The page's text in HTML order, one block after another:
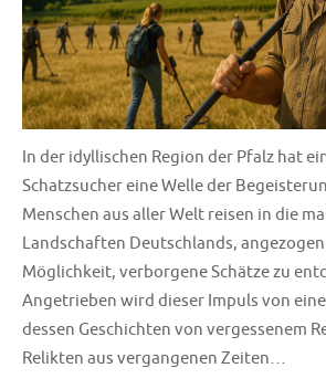
In der idyllischen Region der Pfalz hat
Schatzsucher eine Welle der
Menschen aus aller Welt reisen in die
Landschaften Deutschlands,
Möglichkeit, verborgene Schätze zu
Angetrieben wird dieser Impuls von
dessen Geschichten von vergessenem
Relikten aus vergangenen Zeiten…